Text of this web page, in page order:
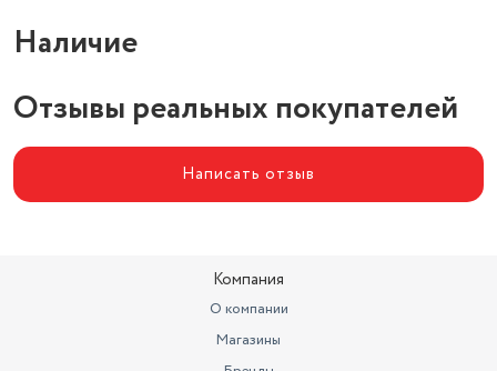
Наличие
Отзывы реальных покупателей
Написать отзыв
Компания
О компании
Магазины